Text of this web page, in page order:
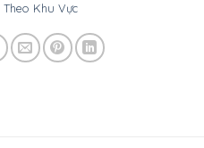
Theo Khu Vực